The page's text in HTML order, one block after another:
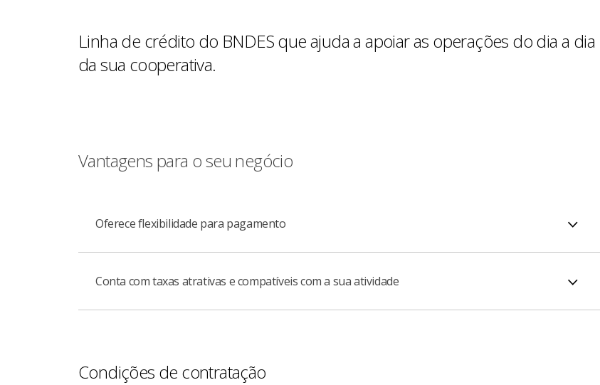
Linha de crédito do BNDES que ajuda a apoiar as operações do dia a dia
da sua cooperativa.
Vantagens para o seu negócio
Oferece flexibilidade para pagamento
Você pode ter prazos de até dois anos para quitar o crédito, incluindo a carência de até seis
Conta com taxas atrativas e compatíveis com a sua atividade
Condições de contratação